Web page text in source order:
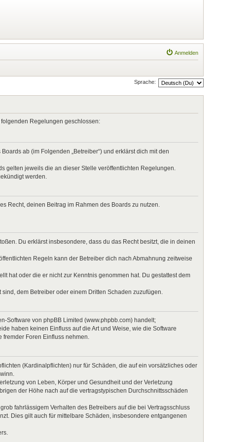
Anmelden
Sprache:
folgenden Regelungen geschlossen:
ab (im Folgenden „Betreiber“) und erklärst dich mit den
gelten jeweils die an dieser Stelle veröffentlichten Regelungen.
werden.
Recht, deinen Beitrag im Rahmen des Boards zu nutzen.
Du erklärst insbesondere, dass du das Recht besitzt, die in deinen
Regeln kann der Betreiber dich nach Abmahnung zeitweise
hat oder die er nicht zur Kenntnis genommen hat. Du gestattest dem
dem Betreiber oder einem Dritten Schaden zuzufügen.
Software von phpBB Limited (www.phpbb.com) handelt;
haben keinen Einfluss auf die Art und Weise, wie die Software
fremder Foren Einfluss nehmen.
(Kardinalpflichten) nur für Schäden, die auf ein vorsätzliches oder
von Leben, Körper und Gesundheit und der Verletzung
der Höhe nach auf die vertragstypischen Durchschnittsschäden
fahrlässigem Verhalten des Betreibers auf die bei Vertragsschluss
Dies gilt auch für mittelbare Schäden, insbesondere entgangenen